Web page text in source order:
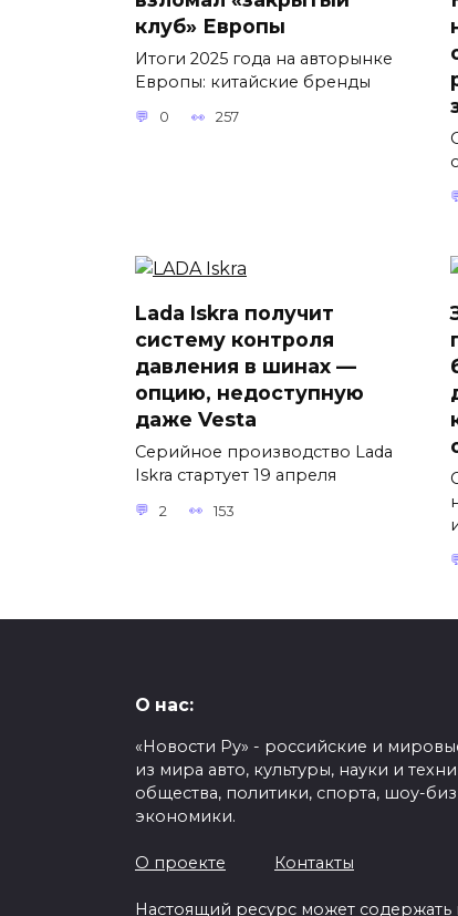
клуб» Европы
Итоги 2025 года на авторынке
Европы: китайские бренды
0 257
Lada Iskra получит
систему контроля
давления в шинах —
опцию, недоступную
даже Vesta
Серийное производство Lada
Iskra стартует 19 апреля
2 153
О нас:
«Новости Ру» - российские и
из мира авто, культуры, науки и
общества, политики, спорта, шоу-
экономики.
О проекте Контакты
Настоящий ресурс может содержать